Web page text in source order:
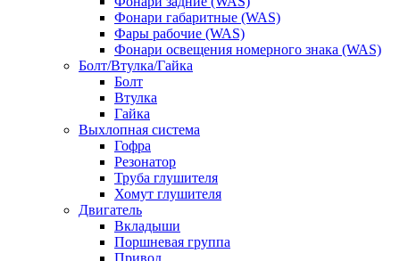
Фонари габаритные (WAS)
Фары рабочие (WAS)
Фонари освещения номерного знака (WAS)
Болт/Втулка/Гайка
Болт
Втулка
Гайка
Выхлопная система
Гофра
Резонатор
Труба глушителя
Хомут глушителя
Двигатель
Вкладыши
Поршневая группа